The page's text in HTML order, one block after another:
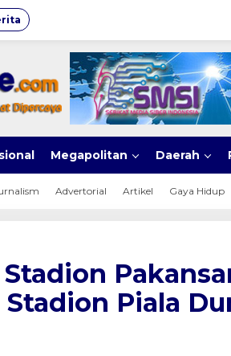
Megapolitan Daerah
Advertorial Artikel Gaya Hidup
Piala